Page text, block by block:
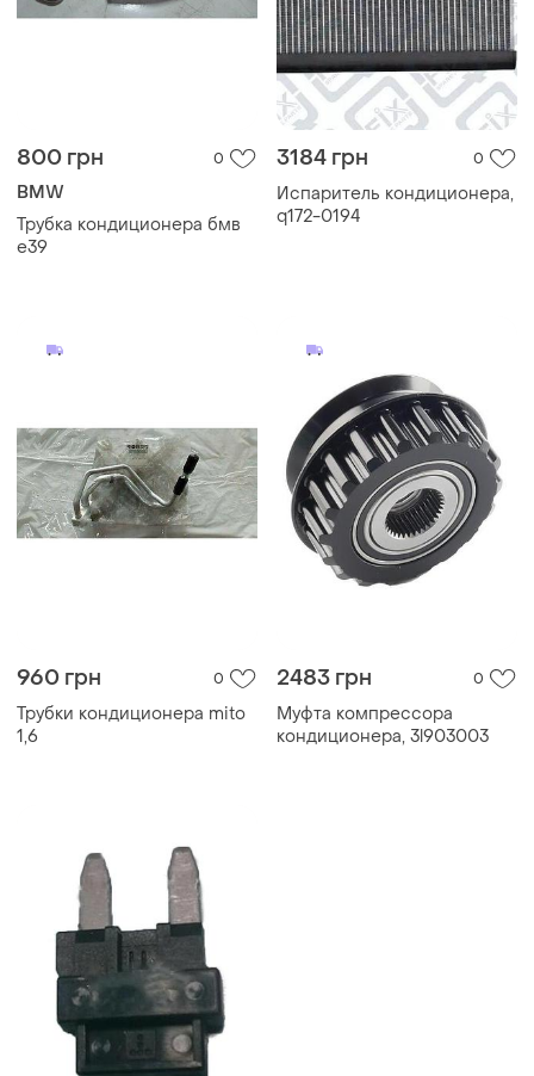
800 грн 0
BMW
Трубка кондиционера бмв
е39
3184 грн 0
Испаритель кондиционера,
q172-0194
960 грн 0
Трубки кондиционера mito
1,6
2483 грн 0
Муфта компрессора
кондиционера, 3l903003